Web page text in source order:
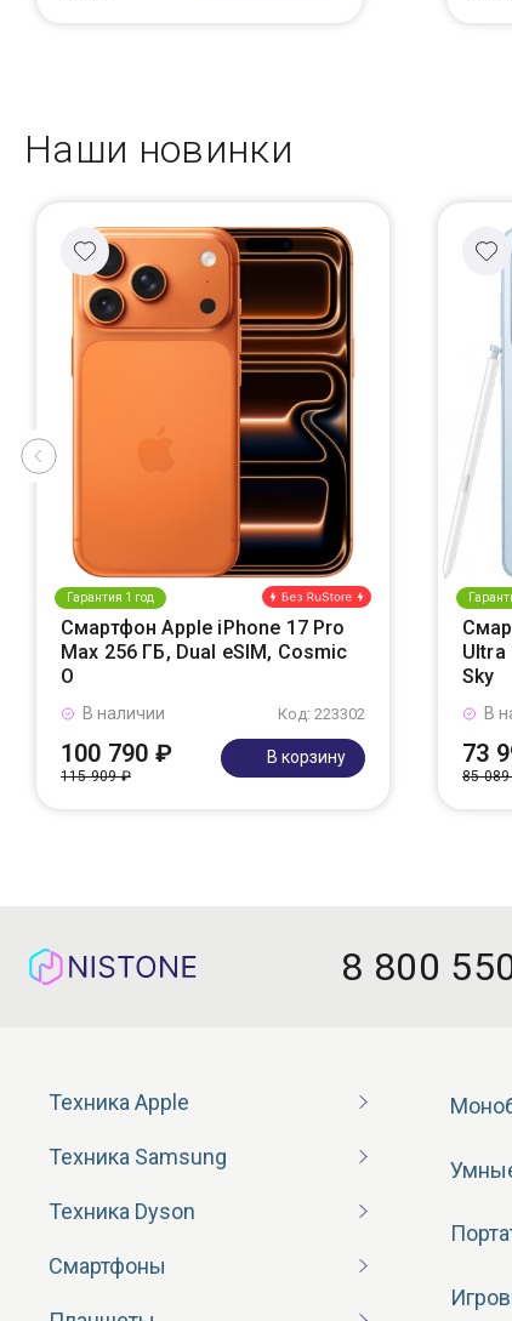
Наши новинки
Гарантия 1 год
Смартфон Apple iPhone 17 Pro
Max 256 ГБ, Dual eSIM, Cosmic
O
Код: 223302
В наличии
100 790 ₽
115 909 ₽
В корзину
Ultra
Sky
В
73
85
8 800
Техника Apple
Техника Samsung
Техника Dyson
Смартфоны